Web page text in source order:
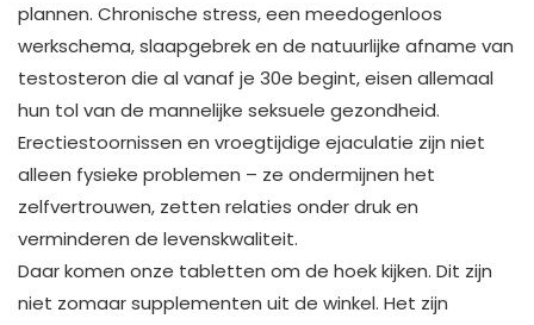
plannen. Chronische stress, een meedogenloos
werkschema, slaapgebrek en de natuurlijke afname van
testosteron die al vanaf je 30e begint, eisen allemaal
hun tol van de mannelijke seksuele gezondheid.
Erectiestoornissen en vroegtijdige ejaculatie zijn niet
alleen fysieke problemen – ze ondermijnen het
zelfvertrouwen, zetten relaties onder druk en
verminderen de levenskwaliteit.
Daar komen onze tabletten om de hoek kijken. Dit zijn
niet zomaar supplementen uit de winkel. Het zijn